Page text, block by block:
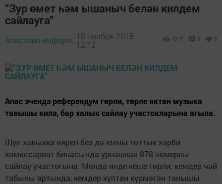
“Зур өмет һәм ышаныч белән килдем
сайлауга”
Апастово-информ, 18 ноябрь 2018 -
12:12
1017 0 0
Апас эчендә референдум гөрли, төрле яктан музыка
тавышы килә, бар халык сайлау участокларына агыла.
Шул халыкка ияреп без дә юлны тоттык хәрби
комиссариат бинасында урнашкан 878 номерлы
сайлау участогына. Монда инде кеше гөрли: кемдер чәй
табыны артында, кемдер күптән күрмәгән танышы